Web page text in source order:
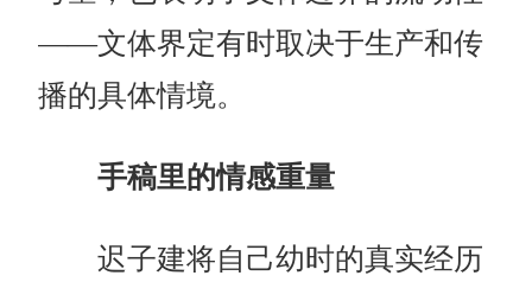
——文体界定有时取决于生产和传
播的具体情境。
手稿里的情感重量
迟子建将自己幼时的真实经历